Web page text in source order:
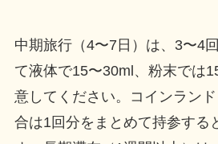
中期旅行（4〜7日）は、3〜4
て液体で15〜30ml、粉末では
意してください。コインラン
合は1回分をまとめて持参する